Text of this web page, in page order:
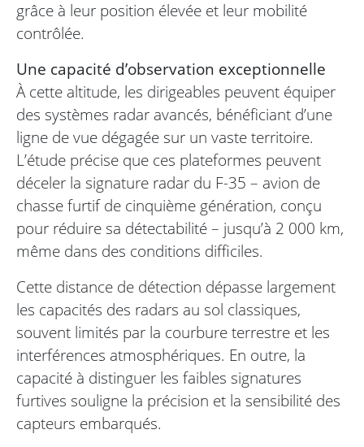
grâce à leur position élevée et leur mobilité
contrôlée.
Une capacité d’observation exceptionnelle
À cette altitude, les dirigeables peuvent équiper
des systèmes radar avancés, bénéficiant d’une
ligne de vue dégagée sur un vaste territoire.
L’étude précise que ces plateformes peuvent
déceler la signature radar du F-35 – avion de
chasse furtif de cinquième génération, conçu
pour réduire sa détectabilité – jusqu’à 2 000 km,
même dans des conditions difficiles.
Cette distance de détection dépasse largement
les capacités des radars au sol classiques,
souvent limités par la courbure terrestre et les
interférences atmosphériques. En outre, la
capacité à distinguer les faibles signatures
furtives souligne la précision et la sensibilité des
capteurs embarqués.